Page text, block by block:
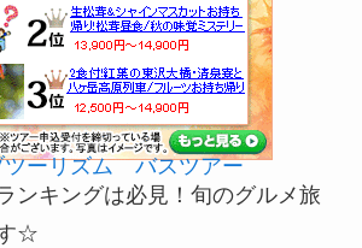
ツーリズム バスツアー
ンキングは必見！旬のグルメ旅
☆